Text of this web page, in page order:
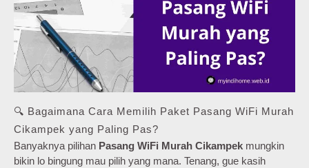
🔍 Bagaimana Cara Memilih Paket Pasang WiFi Murah
Cikampek yang Paling Pas?
Banyaknya pilihan Pasang WiFi Murah Cikampek mungkin
bikin lo bingung mau pilih yang mana. Tenang, gue kasih